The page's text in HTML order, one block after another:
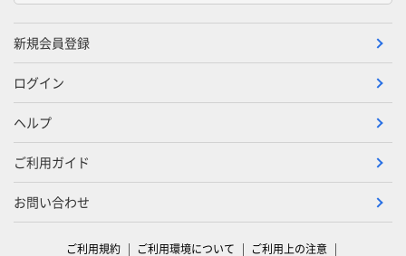
新規会員登録
ログイン
ヘルプ
ご利用ガイド
お問い合わせ
ご利用規約 ご利用環境について ご利用上の注意